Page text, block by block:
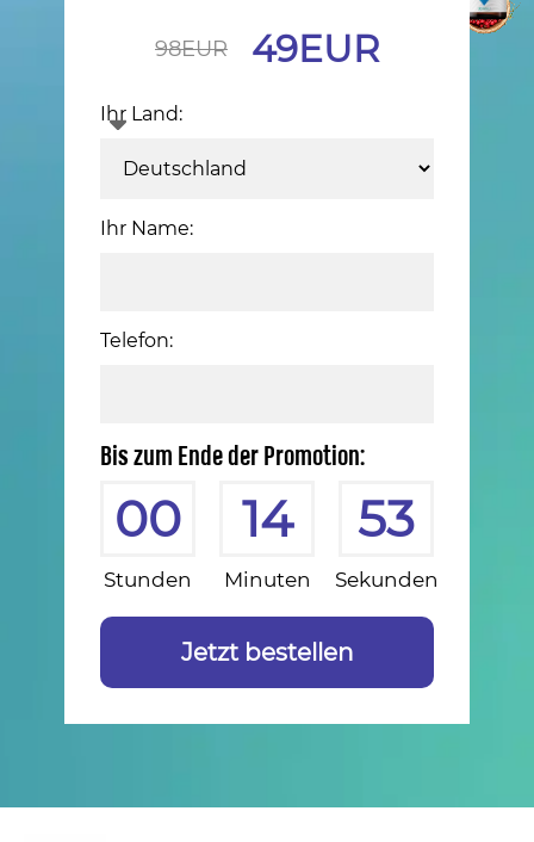
98EUR 49EUR
Ihr Land:
Ihr Name:
Telefon:
Bis zum Ende der Promotion:
00
Stunden
14
Minuten
52
Sekunden
Jetzt bestellen